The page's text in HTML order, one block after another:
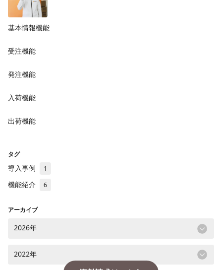
基本情報機能
受注機能
発注機能
入荷機能
出荷機能
タグ
導入事例 1
機能紹介 6
アーカイブ
2026年
2022年